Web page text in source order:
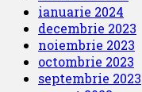
ianuarie 2024
decembrie 2023
noiembrie 2023
octombrie 2023
septembrie 2023